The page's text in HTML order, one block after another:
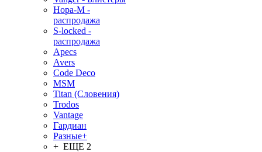
Нора-М -
распродажа
S-locked -
распродажа
Apecs
Avers
Code Deco
MSM
Titan (Словения)
Trodos
Vantage
Гардиан
Разные+
+ ЕЩЕ 2